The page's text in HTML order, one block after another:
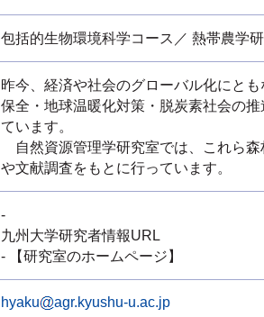
包括的生物環境科学コース／ 熱帯農学
昨今、経済や社会のグローバル化にと
保全・地球温暖化対策・脱炭素社会の
ています。
自然資源管理学研究室では、これら森
や文献調査をもとに行っています。
-
九州大学研究者情報URL
- 【研究室のホームページ】
hyaku agr.kyushu-u.ac.jp